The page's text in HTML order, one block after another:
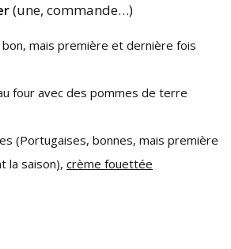
(une, commande…)
bon, mais première et dernière fois
four avec des pommes de terre
(Portugaises, bonnes, mais première
la saison), crème fouettée